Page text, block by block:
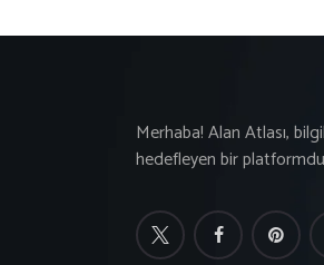
Merhaba! Alan Atlası,
hedefleyen bir